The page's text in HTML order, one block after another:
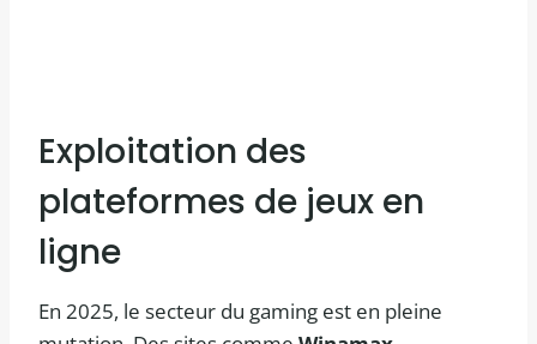
Exploitation des
plateformes de jeux en
ligne
En 2025, le secteur du gaming est en pleine